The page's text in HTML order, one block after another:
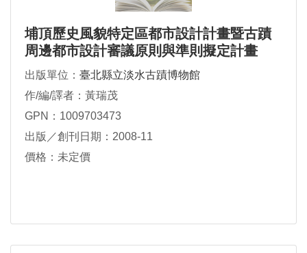
埔頂歷史風貌特定區都市設計計畫暨古蹟
周邊都市設計審議原則與準則擬定計畫
出版單位： 臺北縣立淡水古蹟博物館
作/編/譯者：黃瑞茂
GPN：1009703473
出版／創刊日期：2008-11
價格：未定價